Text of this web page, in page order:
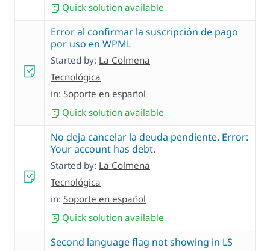
Quick solution available
Error al confirmar la suscripción de pago
por uso en WPML
Started by: La Colmena
Tecnológica
in: Soporte en español
Quick solution available
No deja cancelar la deuda pendiente. Error:
Your account has debt.
Started by: La Colmena
Tecnológica
in: Soporte en español
Quick solution available
Second language flag not showing in LS